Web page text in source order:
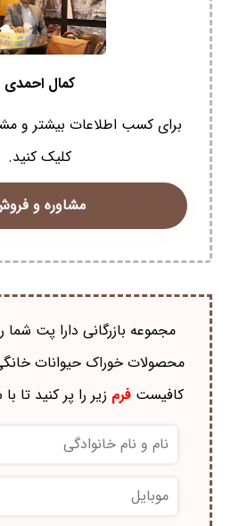
کمال احمدی
برای کسب اطلاعات بیشتر و
کلیک کنید.
مشاوره و
مجموعه بازرگانی دارا پت شما
محصولات خوراک حيوانات
کافیستفرم زیر را پر کنید تا
نام
و
خانوادگی
موبایل